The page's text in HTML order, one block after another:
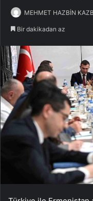
MEHMET HAZBİN
Bir dakikadan az